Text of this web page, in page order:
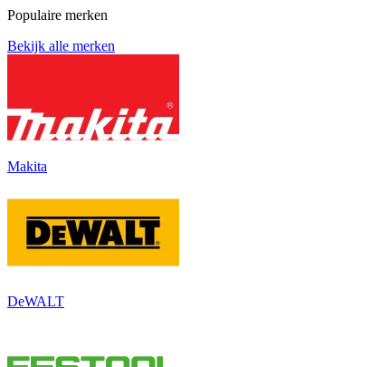
Populaire merken
Bekijk alle merken
Makita
DeWALT